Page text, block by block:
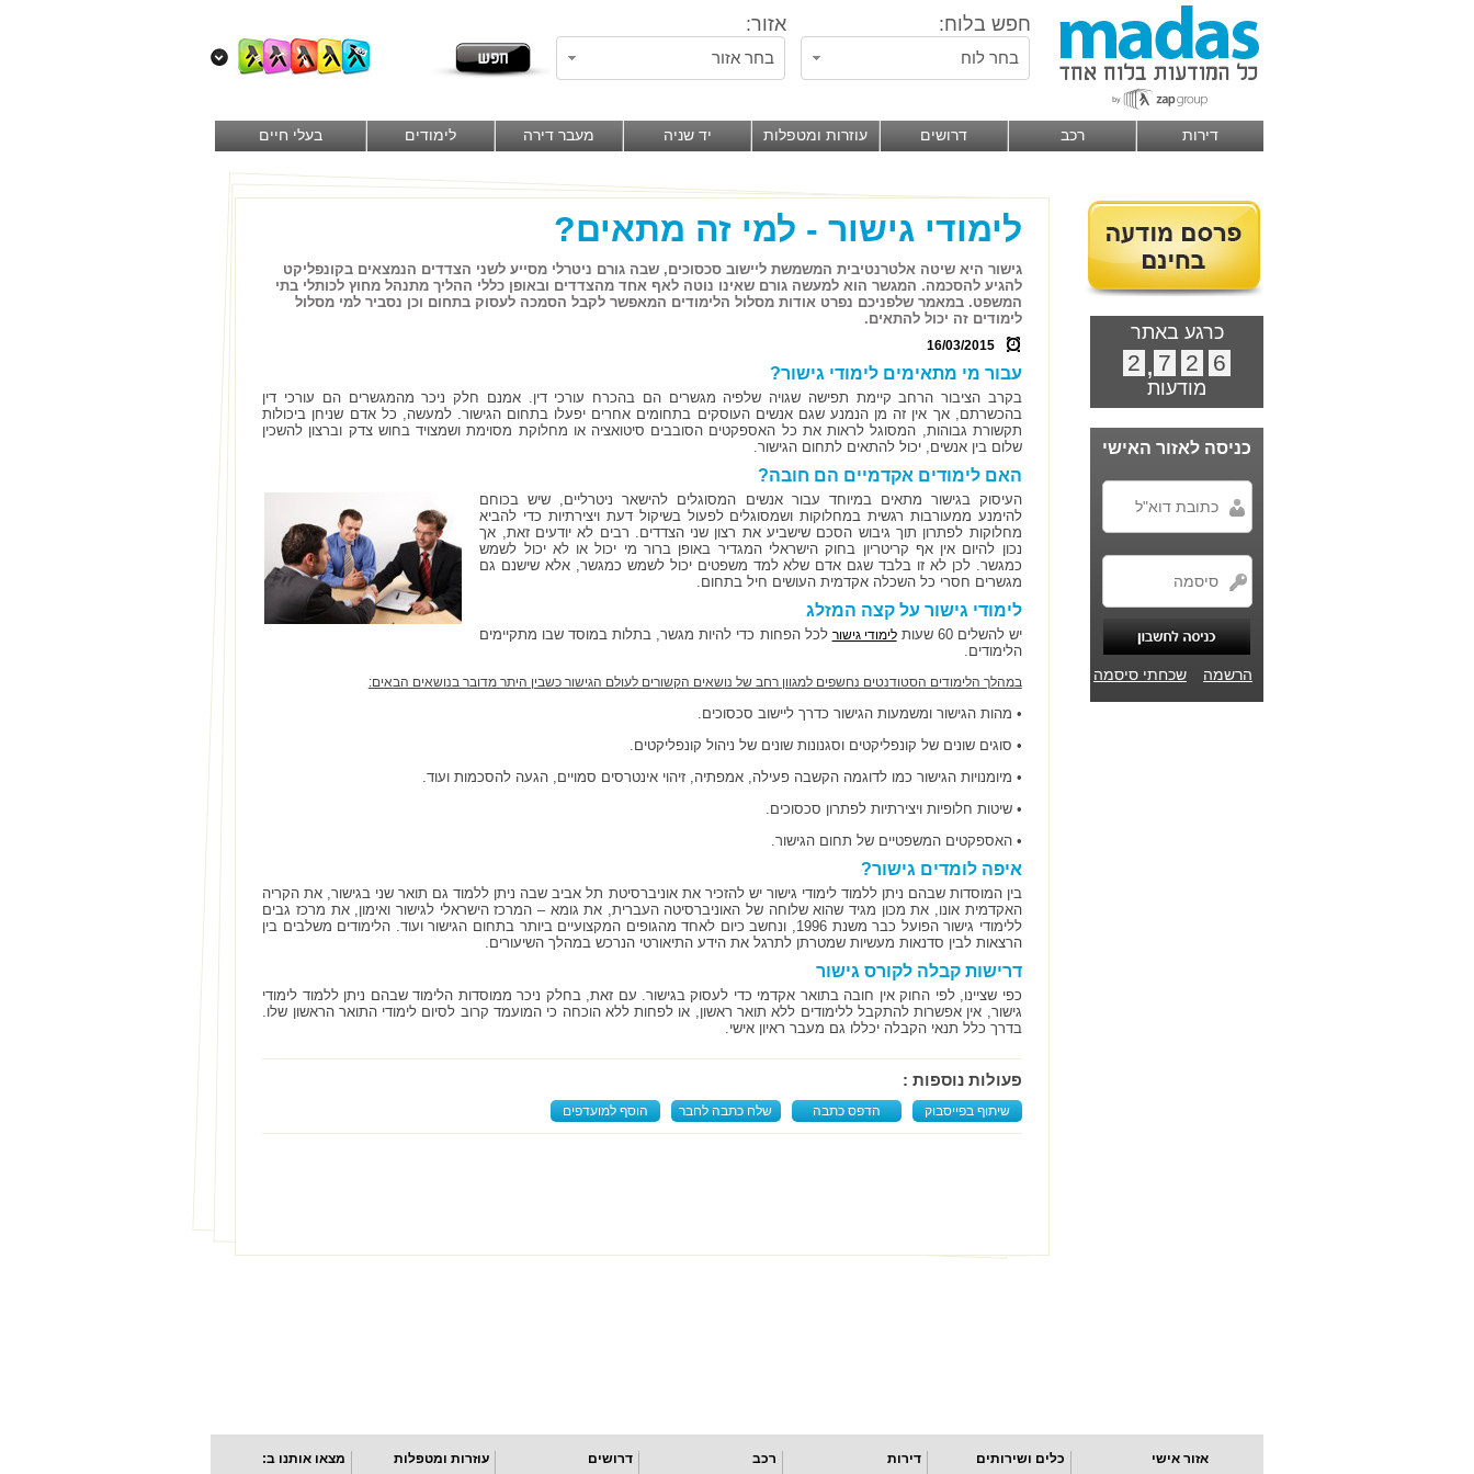
חפש בלוח: אזור:
בחר לוח בחר אזור
דירות רכב דרושים עוזרות ומטפלות יד שניה מעבר דירה לימודים בעלי חיים
כרגע באתר
6
2
7
,
2
מודעות
כניסה לאזור האישי
הרשמה שכחתי סיסמה
לימודי גישור - למי זה מתאים?
גישור היא שיטה אלטרנטיבית המשמשת ליישוב סכסוכים, שבה גורם ניטרלי מסייע לשני הצדדים הנמצאים בקונפליקט
להגיע להסכמה. המגשר הוא למעשה גורם שאינו נוטה לאף אחד מהצדדים ובאופן כללי ההליך מתנהל מחוץ לכותלי בתי
המשפט. במאמר שלפניכם נפרט אודות מסלול הלימודים המאפשר לקבל הסמכה לעסוק בתחום וכן נסביר למי מסלול
לימודים זה יכול להתאים.
16/03/2015
עבור מי מתאימים לימודי גישור?
בקרב הציבור הרחב קיימת תפישה שגויה שלפיה מגשרים הם בהכרח עורכי דין. אמנם חלק ניכר מהמגשרים הם עורכי דין
בהכשרתם, אך אין זה מן הנמנע שגם אנשים העוסקים בתחומים אחרים יפעלו בתחום הגישור. למעשה, כל אדם שניחן ביכולות
תקשורת גבוהות, המסוגל לראות את כל האספקטים הסובבים סיטואציה או מחלוקת מסוימת ושמצויד בחוש צדק וברצון להשכין
שלום בין אנשים, יכול להתאים לתחום הגישור.
האם לימודים אקדמיים הם חובה?
העיסוק בגישור מתאים במיוחד עבור אנשים המסוגלים להישאר ניטרליים, שיש בכוחם
להימנע ממעורבות רגשית במחלוקות ושמסוגלים לפעול בשיקול דעת ויצירתיות כדי להביא
מחלוקות לפתרון תוך גיבוש הסכם שישביע את רצון שני הצדדים. רבים לא יודעים זאת, אך
נכון להיום אין אף קריטריון בחוק הישראלי המגדיר באופן ברור מי יכול או לא יכול לשמש
כמגשר. לכן לא זו בלבד שגם אדם שלא למד משפטים יכול לשמש כמגשר, אלא שישנם גם
מגשרים חסרי כל השכלה אקדמית העושים חיל בתחום.
לימודי גישור על קצה המזלג
יש להשלים 60 שעות לימודי גישור לכל הפחות כדי להיות מגשר, בתלות במוסד שבו מתקיימים
הלימודים.
במהלך הלימודים הסטודנטים נחשפים למגוון רחב של נושאים הקשורים לעולם הגישור כשבין היתר מדובר בנושאים הבאים:
• מהות הגישור ומשמעות הגישור כדרך ליישוב סכסוכים.
• סוגים שונים של קונפליקטים וסגנונות שונים של ניהול קונפליקטים.
• מיומנויות הגישור כמו לדוגמה הקשבה פעילה, אמפתיה, זיהוי אינטרסים סמויים, הגעה להסכמות ועוד.
• שיטות חלופיות ויצירתיות לפתרון סכסוכים.
• האספקטים המשפטיים של תחום הגישור.
איפה לומדים גישור?
בין המוסדות שבהם ניתן ללמוד לימודי גישור יש להזכיר את אוניברסיטת תל אביב שבה ניתן ללמוד גם תואר שני בגישור, את הקריה
האקדמית אונו, את מכון מגיד שהוא שלוחה של האוניברסיטה העברית, את גומא – המרכז הישראלי לגישור ואימון, את מרכז גבים
ללימודי גישור הפועל כבר משנת 1996, ונחשב כיום לאחד מהגופים המקצועיים ביותר בתחום הגישור ועוד. הלימודים משלבים בין
הרצאות לבין סדנאות מעשיות שמטרתן לתרגל את הידע התיאורטי הנרכש במהלך השיעורים.
דרישות קבלה לקורס גישור
כפי שציינו, לפי החוק אין חובה בתואר אקדמי כדי לעסוק בגישור. עם זאת, בחלק ניכר ממוסדות הלימוד שבהם ניתן ללמוד לימודי
גישור, אין אפשרות להתקבל ללימודים ללא תואר ראשון, או לפחות ללא הוכחה כי המועמד קרוב לסיום לימודי התואר הראשון שלו.
בדרך כלל תנאי הקבלה יכללו גם מעבר ראיון אישי.
פעולות נוספות :
שיתוף בפייסבוק הדפס כתבה שלח כתבה לחבר הוסף למועדפים
אזור אישי כלים ושירותים דירות רכב דרושים עוזרות ומטפלות מצאו אותנו ב: